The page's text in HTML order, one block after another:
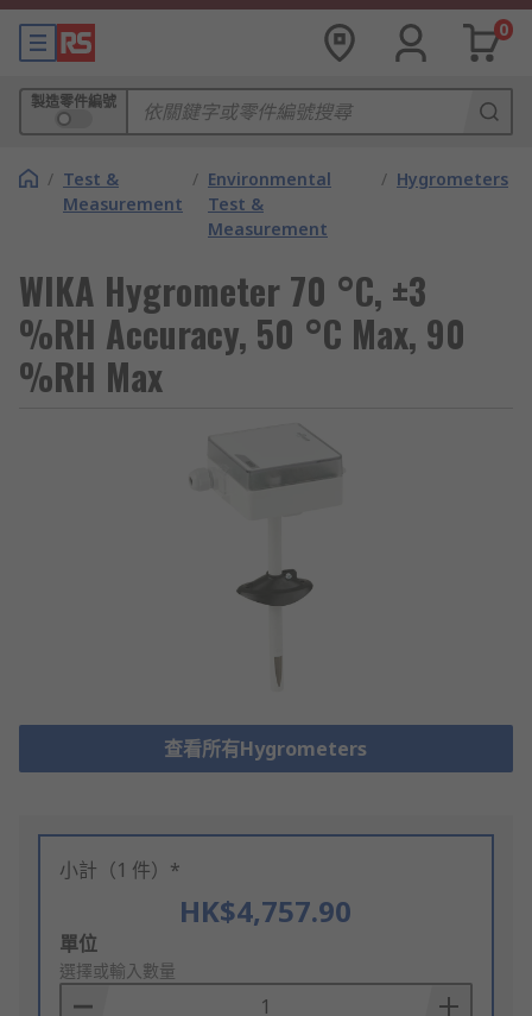
0
製造零件編號
/ Test &
Measurement
/ Environmental
Test &
Measurement
/ Hygrometers
WIKA Hygrometer 70 °C, ±3
%RH Accuracy, 50 °C Max, 90
%RH Max
查看所有Hygrometers
小計（1 件）*
HK$4,757.90
Add
to
Basket
單位
選擇或輸入數量